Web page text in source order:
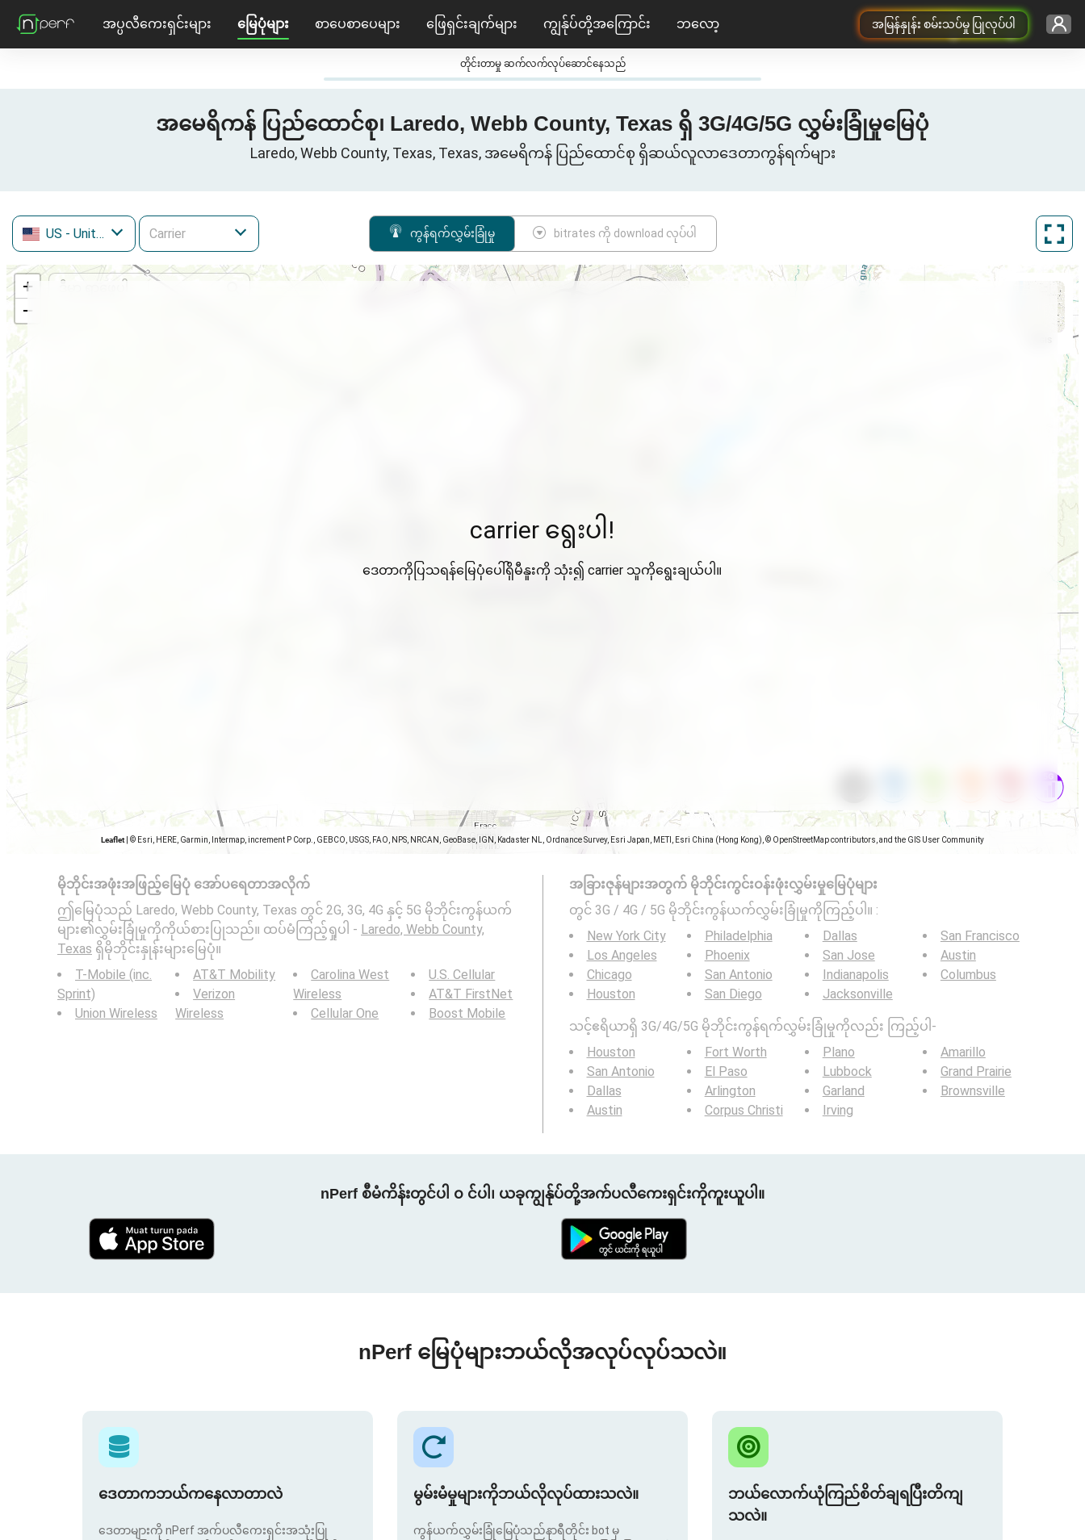
အမြန်နှုန်း စမ်းသပ်မှု ပြုလုပ်ပါ
အပ္ပလီကေးရှင်းများ မြေပုံများ စာပေစာပေများ ဖြေရှင်းချက်များ ကျွန်ုပ်တို့အကြောင်း ဘလော့
တိုင်းတာမှု ဆက်လက်လုပ်ဆောင်နေသည်
အမေရိကန် ပြည်ထောင်စု၊ Laredo, Webb County, Texas ရှိ 3G/4G/5G လွှမ်းခြုံမှုမြေပုံ
Laredo, Webb County, Texas, Texas, အမေရိကန် ပြည်ထောင်စု ရှိဆယ်လူလာဒေတာကွန်ရက်များ
US - United States ကွန်ရက်လွှမ်းခြုံမှု bitrates ကို download လုပ်ပါ
+
−
Leaflet © Esri, HERE, Garmin, Intermap, increment P Corp., GEBCO, USGS, FAO, NPS, NRCAN, GeoBase, IGN, Kadaster NL, Ordnance Survey, Esri Japan, METI, Esri China (Hong Kong), © OpenStreetMap contributors, and the GIS User Community
carrier ရွေးပါ!
ဒေတာကိုပြသရန်မြေပုံပေါ်ရှိမီနူးကို သုံး၍ carrier သူကိုရွေးချယ်ပါ။
မိုဘိုင်းအဖုံးအဖြည့်မြေပုံ အော်ပရေတာအလိုက်
ဤမြေပုံသည် Laredo, Webb County, Texas တွင် 2G, 3G, 4G နှင့် 5G မိုဘိုင်းကွန်ယက်
များ၏လွှမ်းခြုံမှုကိုကိုယ်စားပြုသည်။ ထပ်မံကြည့်ရှုပါ - Laredo, Webb County,
Texas ရှိမိုဘိုင်းနှုန်းများမြေပုံ။
T-Mobile (inc.
Sprint)
Union Wireless
AT&T Mobility
Verizon
Wireless
Carolina West
Wireless
Cellular One
U.S. Cellular
AT&T FirstNet
Boost Mobile
အခြားဇုန်များအတွက် မိုဘိုင်းကွင်းဝန်းဖုံးလွှမ်းမှုမြေပုံများ
တွင် 3G / 4G / 5G မိုဘိုင်းကွန်ယက်လွှမ်းခြုံမှုကိုကြည့်ပါ။ :
New York City
Los Angeles
Chicago
Houston
Philadelphia
Phoenix
San Antonio
San Diego
Dallas
San Jose
Indianapolis
Jacksonville
San Francisco
Austin
Columbus
သင့်ဧရိယာရှိ 3G/4G/5G မိုဘိုင်းကွန်ရက်လွှမ်းခြုံမှုကိုလည်း ကြည့်ပါ-
Houston
San Antonio
Dallas
Austin
Fort Worth
El Paso
Arlington
Corpus Christi
Plano
Lubbock
Garland
Irving
Amarillo
Grand Prairie
Brownsville
nPerf စီမံကိန်းတွင်ပါ ၀ င်ပါ၊ ယခုကျွန်ုပ်တို့အက်ပလီကေးရှင်းကိုကူးယူပါ။
nPerf မြေပုံများဘယ်လိုအလုပ်လုပ်သလဲ။
ဒေတာကဘယ်ကနေလာတာလဲ
ဒေတာများကို nPerf အက်ပလီကေးရှင်းအသုံးပြု
မွမ်းမံမှုများကိုဘယ်လိုလုပ်ထားသလဲ။
ကွန်ယက်လွှမ်းခြုံမြေပုံသည်နာရီတိုင်း bot မှ
ဘယ်လောက်ယုံကြည်စိတ်ချရပြီးတိကျ
သလဲ။